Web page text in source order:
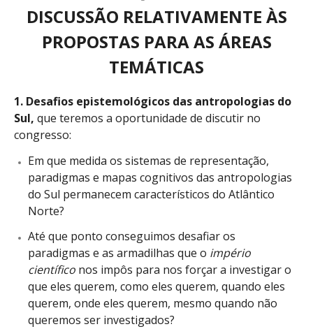
DISCUSSÃO RELATIVAMENTE ÀS
PROPOSTAS PARA AS ÁREAS
TEMÁTICAS
1. Desafios epistemológicos das antropologias do
Sul, que teremos a oportunidade de discutir no
congresso:
Em que medida os sistemas de representação,
paradigmas e mapas cognitivos das antropologias
do Sul permanecem característicos do Atlântico
Norte?
Até que ponto conseguimos desafiar os
paradigmas e as armadilhas que o império
científico nos impôs para nos forçar a investigar o
que eles querem, como eles querem, quando eles
querem, onde eles querem, mesmo quando não
queremos ser investigados?